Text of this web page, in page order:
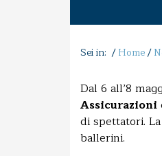
Sei in: /Home/
Dal 6 all’8
Assicurazioni
di spettatori.
ballerini.